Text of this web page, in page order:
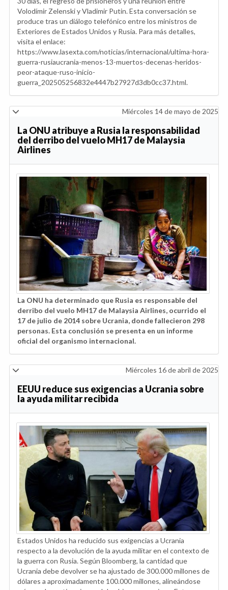
Volodímir Zelenski y Vladimir Putin. Esta conversación se
produce tras un diálogo telefónico entre los ministros de
Exteriores de Estados Unidos y Rusia. Para más detalles,
visita el enlace:
https://www.lasexta.com/noticias/internacional/ultima-hora-
guerra-rusiaucrania-menos-13-muertos-decenas-heridos-
peor-ataque-ruso-inicio-
guerra_202505256832e4447b27927d3db0cc37.html.
Miércoles 14 de mayo de 2025
La ONU atribuye a Rusia la responsabilidad
del derribo del vuelo MH17 de Malaysia
Airlines
La ONU ha determinado que Rusia es responsable del
derribo del vuelo MH17 de Malaysia Airlines, ocurrido el
17 de julio de 2014 sobre Ucrania, donde fallecieron 298
personas. Esta conclusión se presenta en un informe
oficial del organismo internacional.
Miércoles 16 de abril de 2025
EEUU reduce sus exigencias a Ucrania sobre
la ayuda militar recibida
Estados Unidos ha reducido sus exigencias a Ucrania
respecto a la devolución de la ayuda militar en el contexto de
la guerra con Rusia. Según Bloomberg, la cantidad que
Ucrania debe devolver se ha ajustado de 300.000 millones de
dólares a aproximadamente 100.000 millones, alineándose